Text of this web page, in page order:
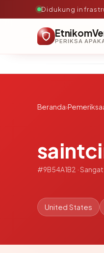
Didukung
Beranda›
#9B54A1B2 ·
United States